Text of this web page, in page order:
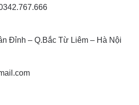
Đỉnh – Q.Bắc Từ Liêm – Hà Nội